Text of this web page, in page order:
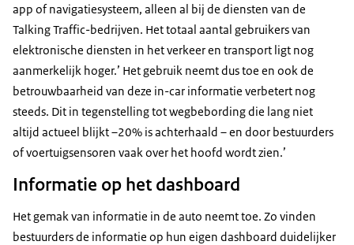
app of navigatiesysteem, alleen al bij de diensten van de
Talking Traffic-bedrijven. Het totaal aantal gebruikers van
elektronische diensten in het verkeer en transport ligt nog
aanmerkelijk hoger.’ Het gebruik neemt dus toe en ook de
betrouwbaarheid van deze in-car informatie verbetert nog
steeds. Dit in tegenstelling tot wegbebording die lang niet
altijd actueel blijkt –20% is achterhaald – en door bestuurders
of voertuigsensoren vaak over het hoofd wordt zien.’
Informatie op het dashboard
Het gemak van informatie in de auto neemt toe. Zo vinden
bestuurders de informatie op hun eigen dashboard duidelijker